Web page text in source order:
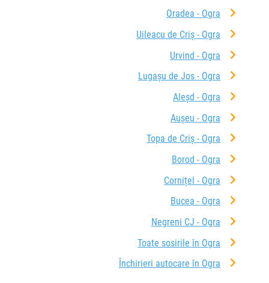
Oradea - Ogra
Uileacu de Criș - Ogra
Urvind - Ogra
Lugașu de Jos - Ogra
Aleșd - Ogra
Aușeu - Ogra
Topa de Criș - Ogra
Borod - Ogra
Cornițel - Ogra
Bucea - Ogra
Negreni CJ - Ogra
Toate sosirile în Ogra
Închirieri autocare în Ogra